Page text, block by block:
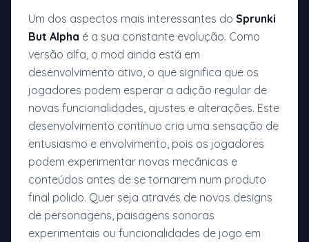
Um dos aspectos mais interessantes do Sprunki
But Alpha é a sua constante evolução. Como
versão alfa, o mod ainda está em
desenvolvimento ativo, o que significa que os
jogadores podem esperar a adição regular de
novas funcionalidades, ajustes e alterações. Este
desenvolvimento contínuo cria uma sensação de
entusiasmo e envolvimento, pois os jogadores
podem experimentar novas mecânicas e
conteúdos antes de se tornarem num produto
final polido. Quer seja através de novos designs
de personagens, paisagens sonoras
experimentais ou funcionalidades de jogo em